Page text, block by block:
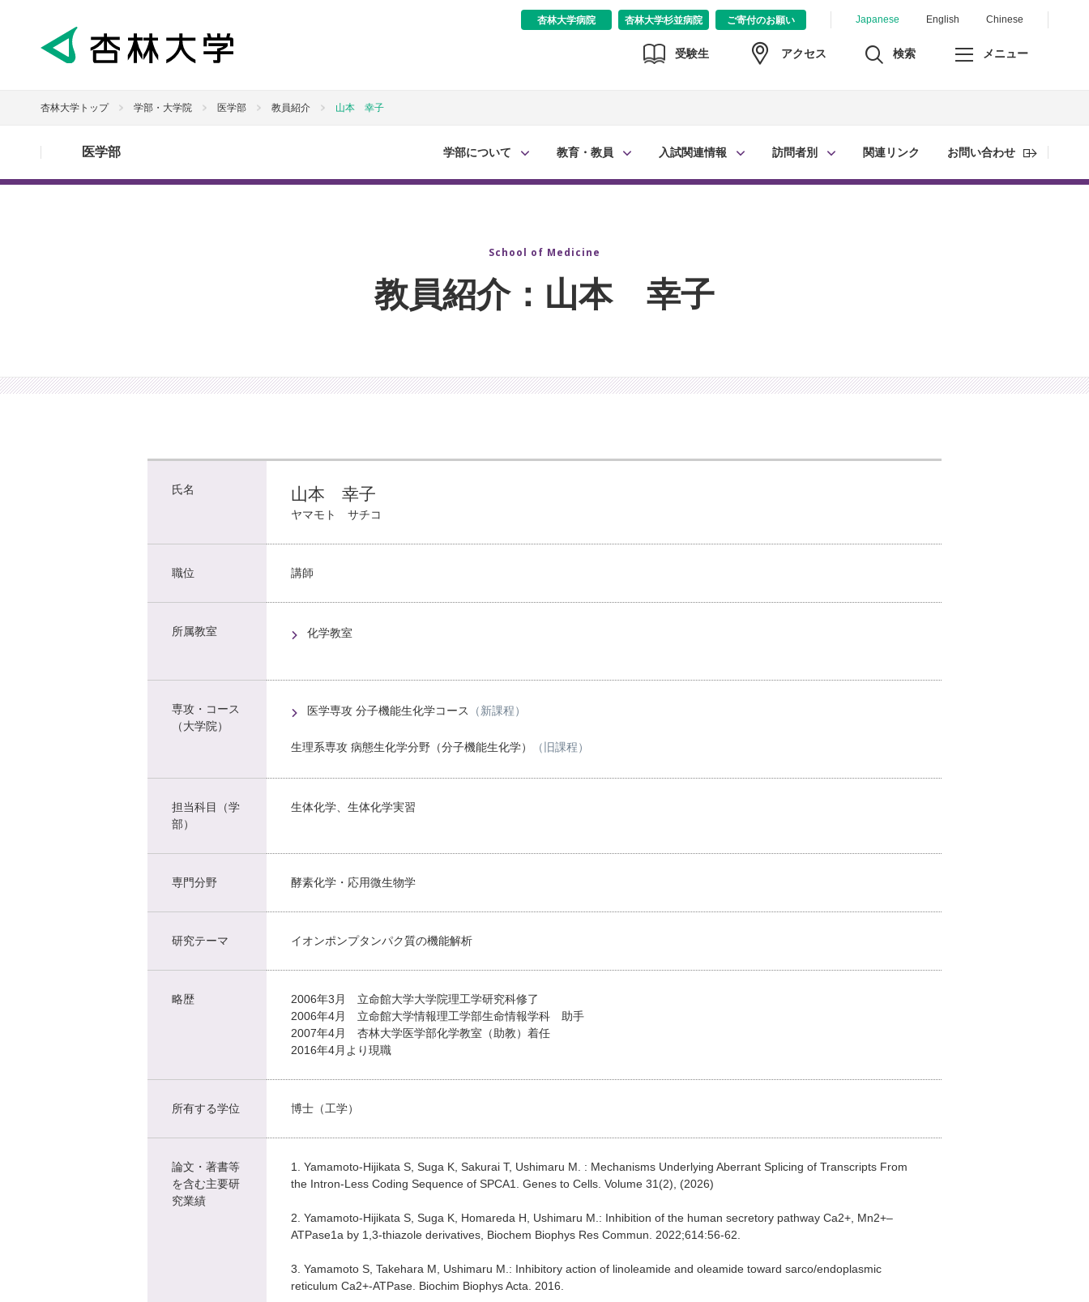
Japanese English Chinese
杏林大学病院 杏林大学杉並病院 ご寄付のお願い
受験生 アクセス 検索 メニュー
杏林大学トップ 学部・大学院 医学部 教員紹介 山本 幸子
医学部 学部について 教育・教員 入試関連情報 訪問者別 関連リンク お問い合わせ
School of Medicine
教員紹介：山本 幸子
氏名 山本 幸子
ヤマモト サチコ
職位 講師
所属教室 化学教室
専攻・コース
（大学院）
医学専攻 分子機能生化学コース （新課程）
生理系専攻 病態生化学分野（分子機能生化学） （旧課程）
担当科目（学
部）
生体化学、生体化学実習
専門分野 酵素化学・応用微生物学
研究テーマ イオンポンプタンパク質の機能解析
略歴
2006年3月 立命館大学大学院理工学研究科修了
2006年4月 立命館大学情報理工学部生命情報学科 助手
2007年4月 杏林大学医学部化学教室（助教）着任
2016年4月より現職
所有する学位 博士（工学）
論文・著書等
を含む主要研
究業績
1. Yamamoto-Hijikata S, Suga K, Sakurai T, Ushimaru M. : Mechanisms Underlying Aberrant Splicing of Transcripts From
the Intron-Less Coding Sequence of SPCA1. Genes to Cells. Volume 31(2), (2026)
2. Yamamoto-Hijikata S, Suga K, Homareda H, Ushimaru M.: Inhibition of the human secretory pathway Ca2+, Mn2+–
ATPase1a by 1,3-thiazole derivatives, Biochem Biophys Res Commun. 2022;614:56-62.
3. Yamamoto S, Takehara M, Ushimaru M.: Inhibitory action of linoleamide and oleamide toward sarco/endoplasmic
reticulum Ca2+-ATPase. Biochim Biophys Acta. 2016.